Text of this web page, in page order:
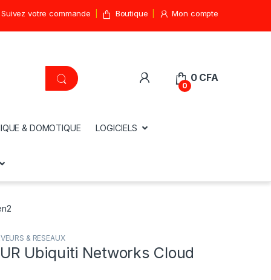
Suivez votre commande Boutique Mon compte
0
0 CFA
& DOMOTIQUE LOGICIELS
& RESEAUX
Ubiquiti Networks Cloud